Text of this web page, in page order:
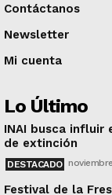
Contáctanos
Newsletter
Mi cuenta
Lo Último
INAI busca influir
de extinción
DESTACADO
Festival de la